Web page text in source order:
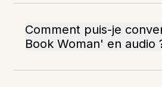
Comment puis-je
Book Woman' en audio